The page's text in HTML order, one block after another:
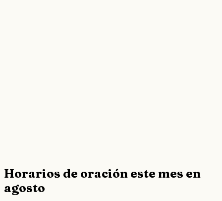
Horarios de oración este mes en
agosto